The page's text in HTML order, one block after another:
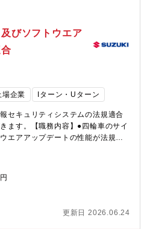
あたって不足している人財が必要
ション >>効率的に部品、計器、
みを構築、維持することで長期的
きる体制を構築すること。限られ
競争力のある製品開発を支える。
・フレックス適用 ：有・
タイム 6:30～22:00（標準労
状況 ：業務によって調整可・キ
で活躍しています。<< 入社後の教
りをサポートします。各自のご経
修に受講いただくことも可能で
・教育があります。・全社教
その他業務で必要な知
アプラン >>・役
理職へとキャリアアップす
びソフトウエア
場企業 Iターン・Uターン
セキュリティシステムの法規適合
ます。【職務内容】●四輪車のサイ
エアアップデートの性能が法規を
に当局審査への対応
更新日 2026.06.24